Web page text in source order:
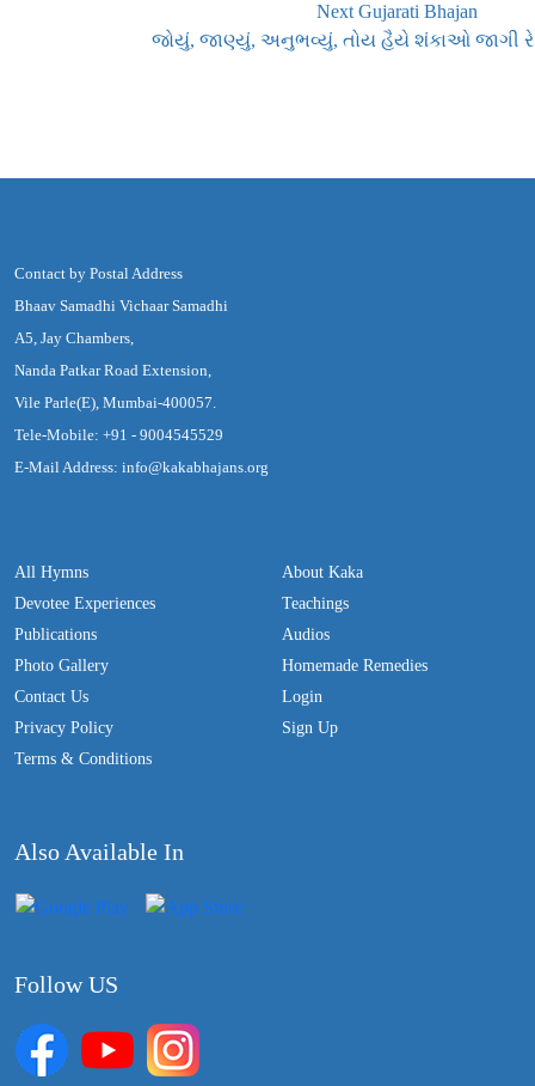
Next Gujarati Bhajan
જોયું, જાણ્યું, અનુભવ્યું, તોય હૈયે શંકાઓ જાગી રે
Contact by Postal Address
Bhaav Samadhi Vichaar Samadhi
A5, Jay Chambers,
Nanda Patkar Road Extension,
Vile Parle(E), Mumbai-400057.
Tele-Mobile: +91 - 9004545529
E-Mail Address: info@kakabhajans.org
All Hymns
Devotee Experiences
Publications
Photo Gallery
Contact Us
Privacy Policy
Terms & Conditions
About Kaka
Teachings
Audios
Homemade Remedies
Login
Sign Up
Also Available In
Follow US